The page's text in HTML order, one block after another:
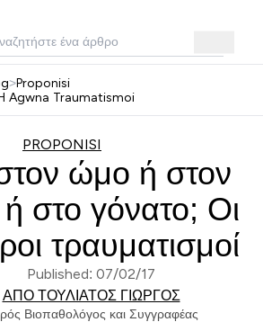
>Proponisi
Agwna Traumatismoi
PROPONISI
ώμο ή στον
στο γόνατο; Οι
τραυματισμοί
Published: 07/02/17
ΑΠΌ ΤΟΥΛΙΆΤΟΣ ΓΙΏΡΓΟΣ
Βιοπαθολόγος και Συγγραφέας